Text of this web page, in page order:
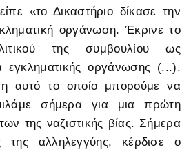
«το Δικαστήριο δίκασε την
οργάνωση. Έκρινε το
της συμβουλίου ως
εγκληματικής οργάνωσης (...).
αυτό το οποίο μπορούμε να
σήμερα για μια πρώτη
της ναζιστικής βίας. Σήμερα
της αλληλεγγύης, κέρδισε ο